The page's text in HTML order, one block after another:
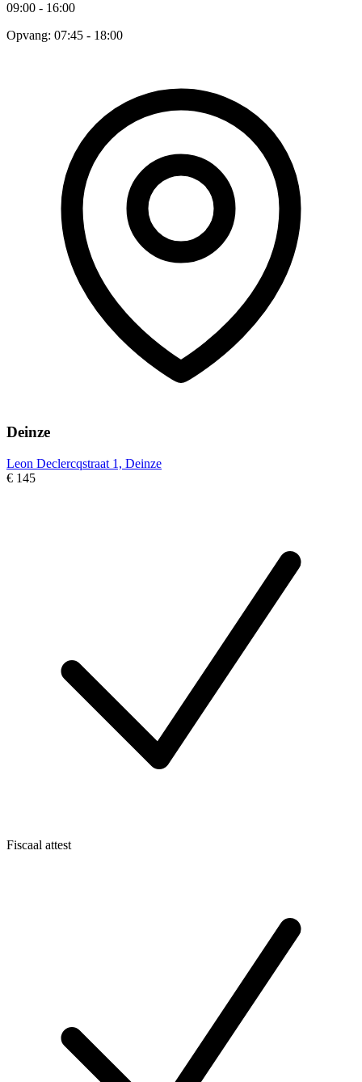
09:00 - 16:00
Opvang: 07:45 - 18:00
Deinze
Leon Declercqstraat 1, Deinze
€ 145
Fiscaal attest